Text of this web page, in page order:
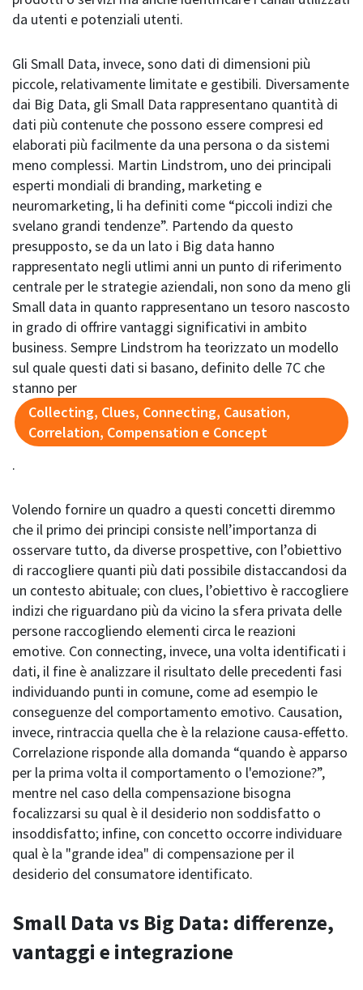
da utenti e potenziali utenti.
Gli Small Data, invece, sono dati di dimensioni più
piccole, relativamente limitate e gestibili. Diversamente
dai Big Data, gli Small Data rappresentano quantità di
dati più contenute che possono essere compresi ed
elaborati più facilmente da una persona o da sistemi
meno complessi. Martin Lindstrom, uno dei principali
esperti mondiali di branding, marketing e
neuromarketing, li ha definiti come “piccoli indizi che
svelano grandi tendenze”. Partendo da questo
presupposto, se da un lato i Big data hanno
rappresentato negli utlimi anni un punto di riferimento
centrale per le strategie aziendali, non sono da meno gli
Small data in quanto rappresentano un tesoro nascosto
in grado di offrire vantaggi significativi in ambito
business. Sempre Lindstrom ha teorizzato un modello
sul quale questi dati si basano, definito delle 7C che
stanno per
Collecting, Clues, Connecting, Causation,
Correlation, Compensation e Concept
.
Volendo fornire un quadro a questi concetti diremmo
che il primo dei principi consiste nell’importanza di
osservare tutto, da diverse prospettive, con l’obiettivo
di raccogliere quanti più dati possibile distaccandosi da
un contesto abituale; con clues, l’obiettivo è raccogliere
indizi che riguardano più da vicino la sfera privata delle
persone raccogliendo elementi circa le reazioni
emotive. Con connecting, invece, una volta identificati i
dati, il fine è analizzare il risultato delle precedenti fasi
individuando punti in comune, come ad esempio le
conseguenze del comportamento emotivo. Causation,
invece, rintraccia quella che è la relazione causa-effetto.
Correlazione risponde alla domanda “quando è apparso
per la prima volta il comportamento o l'emozione?”,
mentre nel caso della compensazione bisogna
focalizzarsi su qual è il desiderio non soddisfatto o
insoddisfatto; infine, con concetto occorre individuare
qual è la "grande idea" di compensazione per il
desiderio del consumatore identificato.
Small Data vs Big Data: differenze,
vantaggi e integrazione